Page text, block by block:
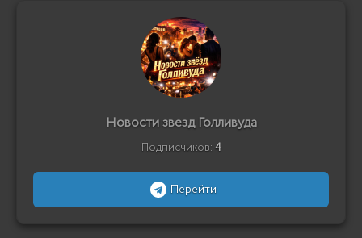
Новости звезд Голливуда
Подписчиков: 4
Перейти